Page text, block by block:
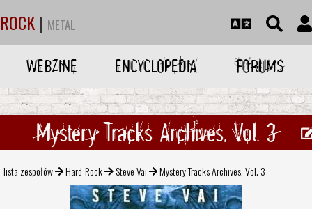
ROCK | METAL
WEBZINE ENCYCLOPEDIA FORUMS
Mystery Tracks Archives, Vol. 3
lista zespołów Hard-Rock Steve Vai Mystery Tracks Archives, Vol. 3